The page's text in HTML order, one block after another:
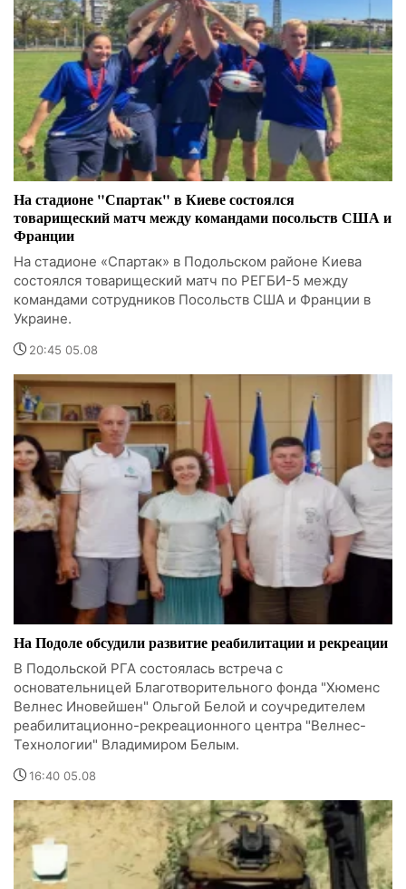
На стадионе "Спартак" в Киеве состоялся
товарищеский матч между командами посольств США и
Франции
На стадионе «Спартак» в Подольском районе Киева
состоялся товарищеский матч по РЕГБИ-5 между
командами сотрудников Посольств США и Франции в
Украине.
20:45 05.08
На Подоле обсудили развитие реабилитации и рекреации
В Подольской РГА состоялась встреча с
основательницей Благотворительного фонда "Хюменс
Велнес Иновейшен" Ольгой Белой и соучредителем
реабилитационно-рекреационного центра "Велнес-
Технологии" Владимиром Белым.
16:40 05.08